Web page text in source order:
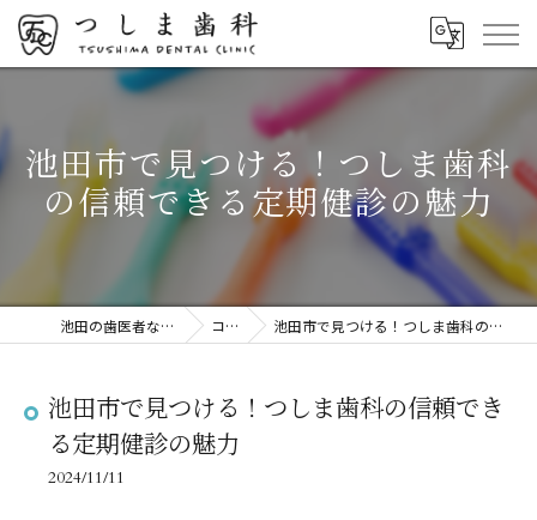
池田市で見つける！つしま歯科
の信頼できる定期健診の魅力
池田の歯医者ならつしま歯科 コラム 池田市で見つける！つしま歯科の信頼できる定期健診の魅力
池田市で見つける！つしま歯科の信頼でき
る定期健診の魅力
2024/11/11